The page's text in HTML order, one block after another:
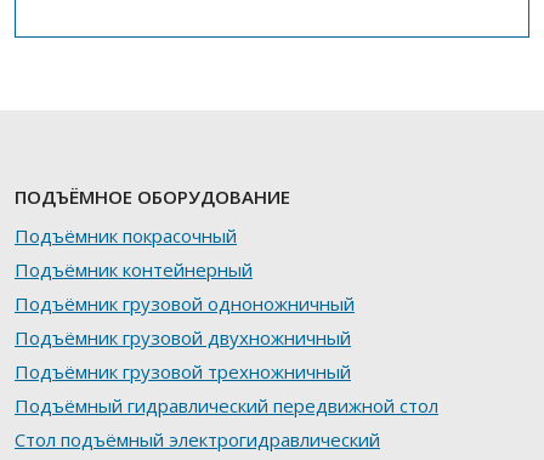
ПОДЪЁМНОЕ ОБОРУДОВАНИЕ
Подъёмник покрасочный
Подъёмник контейнерный
Подъёмник грузовой одноножничный
Подъёмник грузовой двухножничный
Подъёмник грузовой трехножничный
Подъёмный гидравлический передвижной стол
Стол подъёмный электрогидравлический